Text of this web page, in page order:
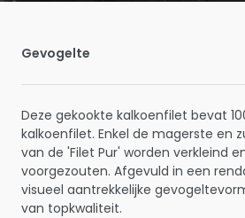
Gevogelte
Deze gekookte kalkoenfilet bevat
kalkoenfilet. Enkel de magerste en
van de 'Filet Pur' worden verkleind
voorgezouten. Afgevuld in een
visueel aantrekkelijke
van topkwaliteit.